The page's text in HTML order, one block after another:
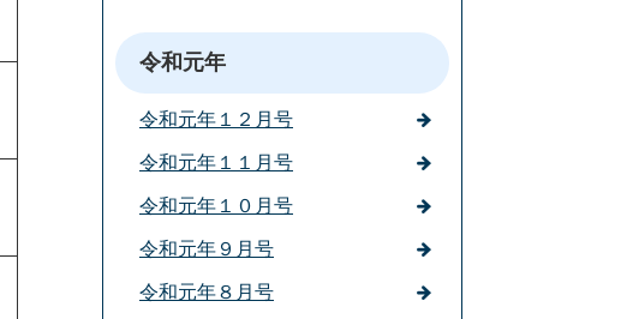
令和元年
令和元年１２月号
令和元年１１月号
令和元年１０月号
令和元年９月号
令和元年８月号